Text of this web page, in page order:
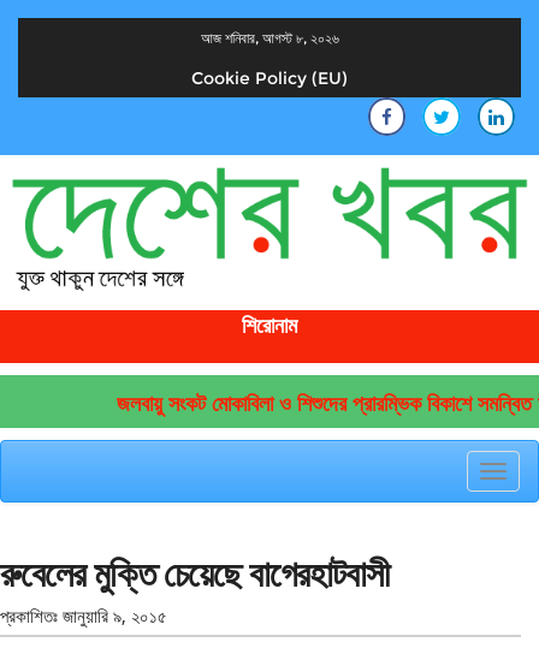
আজ শনিবার, আগস্ট ৮, ২০২৬
Cookie Policy (EU)
শিরোনাম
জলবায়ু সংকট মোকাবিলা ও শিশুদের প্রারম্ভিক বিকাশে সমন্বিত
রুবেলের মুক্তি চেয়েছে বাগেরহাটবাসী
প্রকাশিতঃ জানুয়ারি ৯, ২০১৫